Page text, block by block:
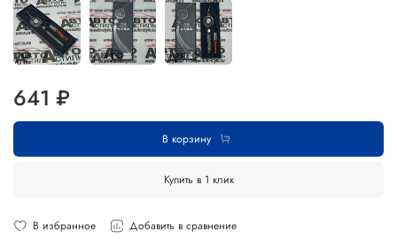
В избранное Добавить в сравнение
641 ₽
В корзину
Купить в 1 клик